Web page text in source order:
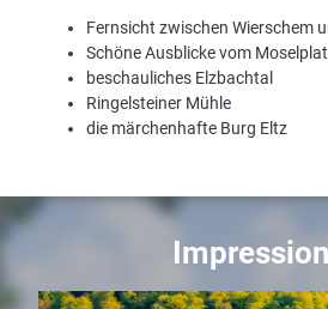
Fernsicht zwischen Wierschem
Schöne Ausblicke vom
beschauliches Elzbachtal
Ringelsteiner Mühle
die märchenhafte Burg Eltz